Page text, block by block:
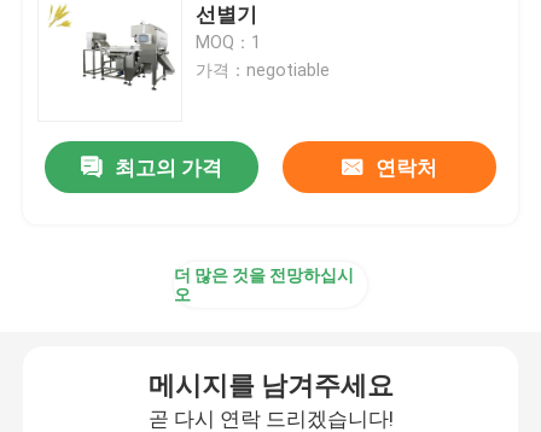
선별기
MOQ：1
가격：negotiable
최고의 가격 연락처
더 많은 것을 전망하십시
오
메시지를 남겨주세요
곧 다시 연락 드리겠습니다!